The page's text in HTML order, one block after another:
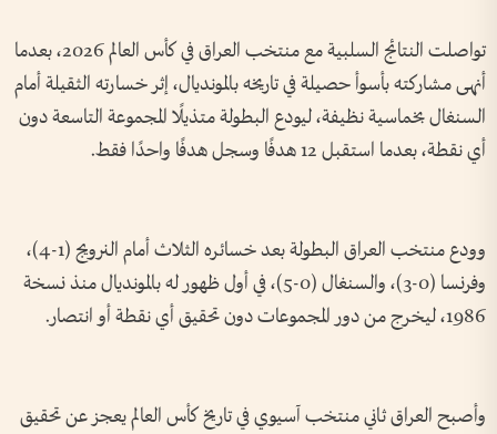
تواصلت النتائج السلبية مع منتخب العراق في كأس العالم 2026، بعدما
أنهى مشاركته بأسوأ حصيلة في تاريخه بالمونديال، إثر خسارته الثقيلة أمام
السنغال بخماسية نظيفة، ليودع البطولة متذيلًا المجموعة التاسعة دون
أي نقطة، بعدما استقبل 12 هدفًا وسجل هدفًا واحدًا فقط.
وودع منتخب العراق البطولة بعد خسائره الثلاث أمام النرويج (1-4)،
وفرنسا (0-3)، والسنغال (0-5)، في أول ظهور له بالمونديال منذ نسخة
1986، ليخرج من دور المجموعات دون تحقيق أي نقطة أو انتصار.
وأصبح العراق ثاني منتخب آسيوي في تاريخ كأس العالم يعجز عن تحقيق